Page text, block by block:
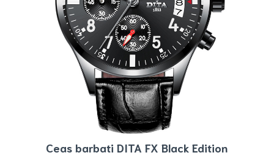
Ceas barbati DITA FX Black Edition